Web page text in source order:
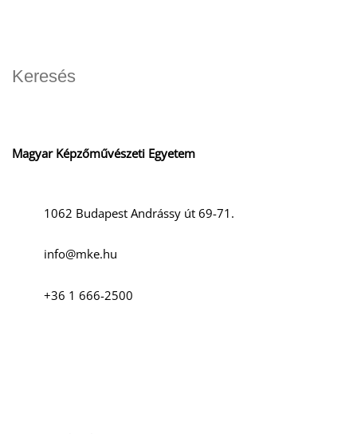
Magyar Képzőművészeti Egyetem
1062 Budapest Andrássy út 69-71.
info@mke.hu
+36 1 666-2500